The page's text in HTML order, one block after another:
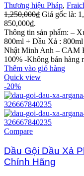
Thương hiệu Pháp,
1,250,000₫ Giá gốc là:
850,000₫.
Thông tin sản phẩm: –
800ml + Dầu Xả :
Nhật Minh Anh –
100% -Không bán hàng
Thêm vào giỏ hàng
Quick view
-20%
Compare
Dầu Gội Dầu Xả
Chính Hãng